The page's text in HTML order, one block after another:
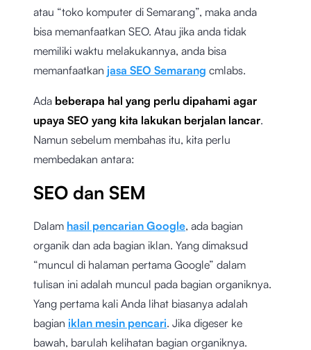
atau “toko komputer di Semarang”, maka anda
bisa memanfaatkan SEO. Atau jika anda tidak
memiliki waktu melakukannya, anda bisa
memanfaatkan jasa SEO Semarang cmlabs.
Ada beberapa hal yang perlu dipahami agar
upaya SEO yang kita lakukan berjalan lancar.
Namun sebelum membahas itu, kita perlu
membedakan antara:
SEO dan SEM
Dalam hasil pencarian Google, ada bagian
organik dan ada bagian iklan. Yang dimaksud
“muncul di halaman pertama Google” dalam
tulisan ini adalah muncul pada bagian organiknya.
Yang pertama kali Anda lihat biasanya adalah
bagian iklan mesin pencari. Jika digeser ke
bawah, barulah kelihatan bagian organiknya.